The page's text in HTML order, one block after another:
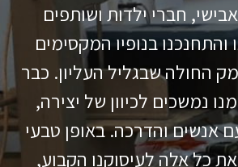
אבישי, חברי ילדות ושותפים
והתחנכנו בנופיו המקסימים
החולה שבגליל העליון. כבר
נמשכים לכיוון של יצירה,
אנשים והדרכה. באופן טבעי
כל אלה לעיסוקנו הקבוע,